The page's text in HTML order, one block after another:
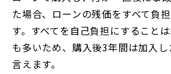
た場合、ローンの残価をすべて負
す。すべてを自己負担にすること
も多いため、購入後3年間は加入
言えます。